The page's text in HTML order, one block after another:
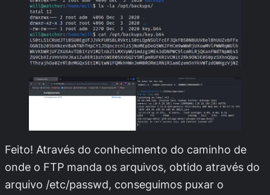
Feito! Através do conhecimento do caminho de
onde o FTP manda os arquivos, obtido através do
arquivo /etc/passwd, conseguimos puxar o